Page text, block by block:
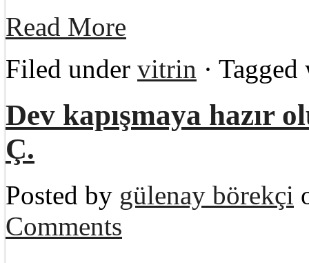
Read More
Filed under vitrin ·
Dev kapışmaya hazır
Ç.
Posted by gülenay börekçi
Comments